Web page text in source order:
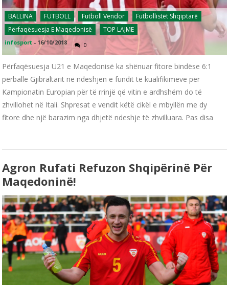
BALLINA FUTBOLL Futboll Vendor
Futbollistët Shqiptarë
Përfaqësuesja E Maqedonisë
TOP LAJME
infosport - 16/10/2018 0
Përfaqësuesja U21 e Maqedonisë ka shënuar fitore bindëse 6:1
përballë Gjibraltarit në ndeshjen e fundit të kualifikimeve për
Kampionatin Europian për të rrinjë që vitin e ardhshëm do të
zhvillohet në Itali. Shpresat e vendit këtë cikël e mbyllën me dy
fitore dhe një barazim nga dhjetë ndeshje të zhvilluara. Pas disa
Agron Rufati Refuzon Shqipërinë Për
Maqedoninë!